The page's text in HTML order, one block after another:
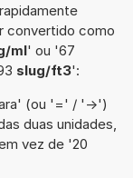
convertido como
ml' ou '67
slug/ft3':
(ou '=' / '->')
duas unidades,
vez de '20